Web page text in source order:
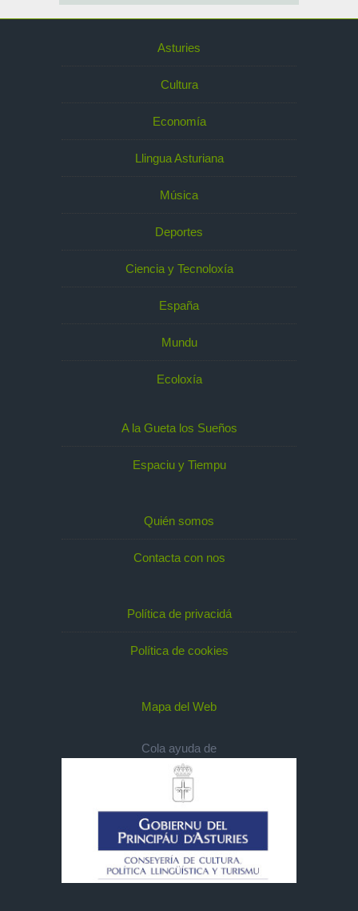
Asturies
Cultura
Economía
Llingua Asturiana
Música
Deportes
Ciencia y Tecnoloxía
España
Mundu
Ecoloxía
A la Gueta los Sueños
Espaciu y Tiempu
Quién somos
Contacta con nos
Política de privacidá
Política de cookies
Mapa del Web
Cola ayuda de